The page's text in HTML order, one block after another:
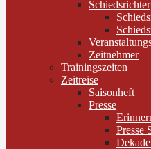
Schiedsrichter
Zeitnehmer
Trainingszeiten
Zeitreise
Saisonheft
Presse
Presse